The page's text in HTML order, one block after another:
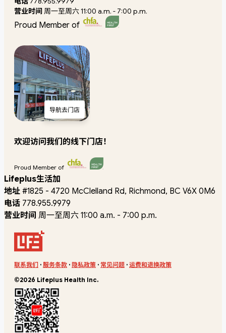
营业时间 周一至周六 11:00 a.m. - 7:00 p.m.
Proud Member of
导航去门店
欢迎访问我们的线下门店！
Proud Member of
Lifeplus生活加
地址 #1825 - 4720 McClelland Rd, Richmond, BC V6X 0M6
电话 778.955.9979
营业时间 周一至周六 11:00 a.m. - 7:00 p.m.
联系我们 · 服务条款 · 隐私政策 · 常见问题 · 运费和退换政策
©2026 Lifeplus Health Inc.